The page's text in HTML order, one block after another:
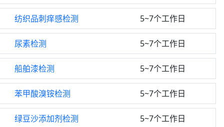
纺织品刺痒感检测 5~7个工作日
尿素检测 5~7个工作日
船舶漆检测 5~7个工作日
苯甲酸溴铵检测 5~7个工作日
绿豆沙添加剂检测 5~7个工作日